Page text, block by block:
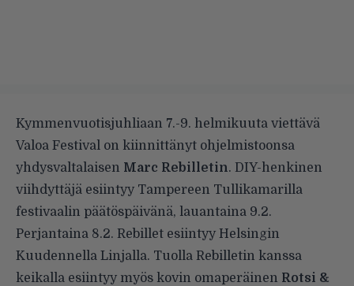
Kymmenvuotisjuhliaan 7.-9. helmikuuta viettävä
Valoa Festival on kiinnittänyt ohjelmistoonsa
yhdysvaltalaisen Marc Rebilletin. DIY-henkinen
viihdyttäjä esiintyy Tampereen Tullikamarilla
festivaalin päätöspäivänä, lauantaina 9.2.
Perjantaina 8.2. Rebillet esiintyy Helsingin
Kuudennella Linjalla. Tuolla Rebilletin kanssa
keikalla esiintyy myös kovin omaperäinen Rotsi &